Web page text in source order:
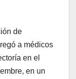
de
a médicos
en el
en un